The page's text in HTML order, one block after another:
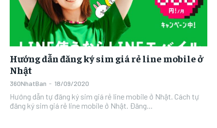
Hướng dẫn đăng ký sim giá rẻ line mobile ở
Nhật
360NhatBan - 18/09/2020
Hướng dẫn tự đăng ký sim giá rẻ line mobile ở Nhật. Cách tự
đăng ký sim giá rẻ line mobile ở Nhật. Đăng...